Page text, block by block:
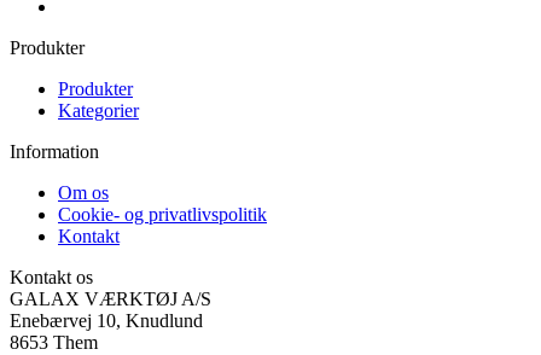
Produkter
Produkter
Kategorier
Information
Om os
Cookie- og privatlivspolitik
Kontakt
Kontakt os
GALAX VÆRKTØJ A/S
Enebærvej 10, Knudlund
8653 Them